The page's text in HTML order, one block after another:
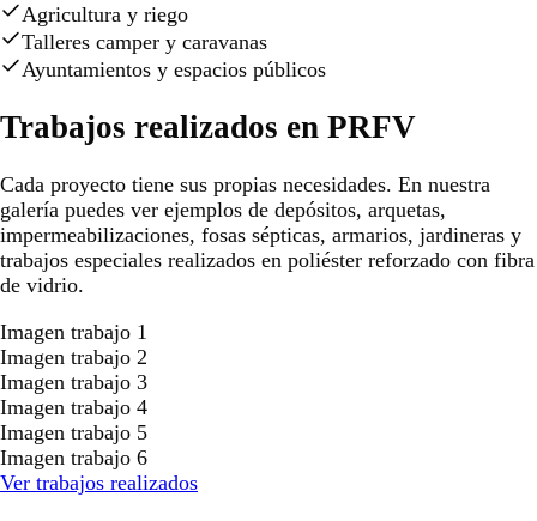
Agricultura y riego
Talleres camper y caravanas
Ayuntamientos y espacios públicos
Trabajos realizados en PRFV
Cada proyecto tiene sus propias necesidades. En nuestra
galería puedes ver ejemplos de depósitos, arquetas,
impermeabilizaciones, fosas sépticas, armarios, jardineras y
trabajos especiales realizados en poliéster reforzado con fibra
de vidrio.
Imagen trabajo 1
Imagen trabajo 2
Imagen trabajo 3
Imagen trabajo 4
Imagen trabajo 5
Imagen trabajo 6
Ver trabajos realizados